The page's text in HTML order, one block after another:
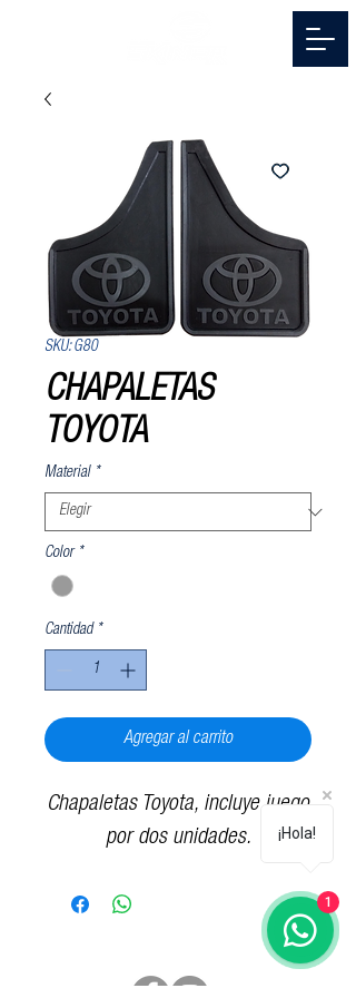
SKU: G80
CHAPALETAS
TOYOTA
Material *
Color *
Cantidad *
Agregar al carrito
Chapaletas Toyota, incluye juego
por dos unidades.
¡Hola!
1